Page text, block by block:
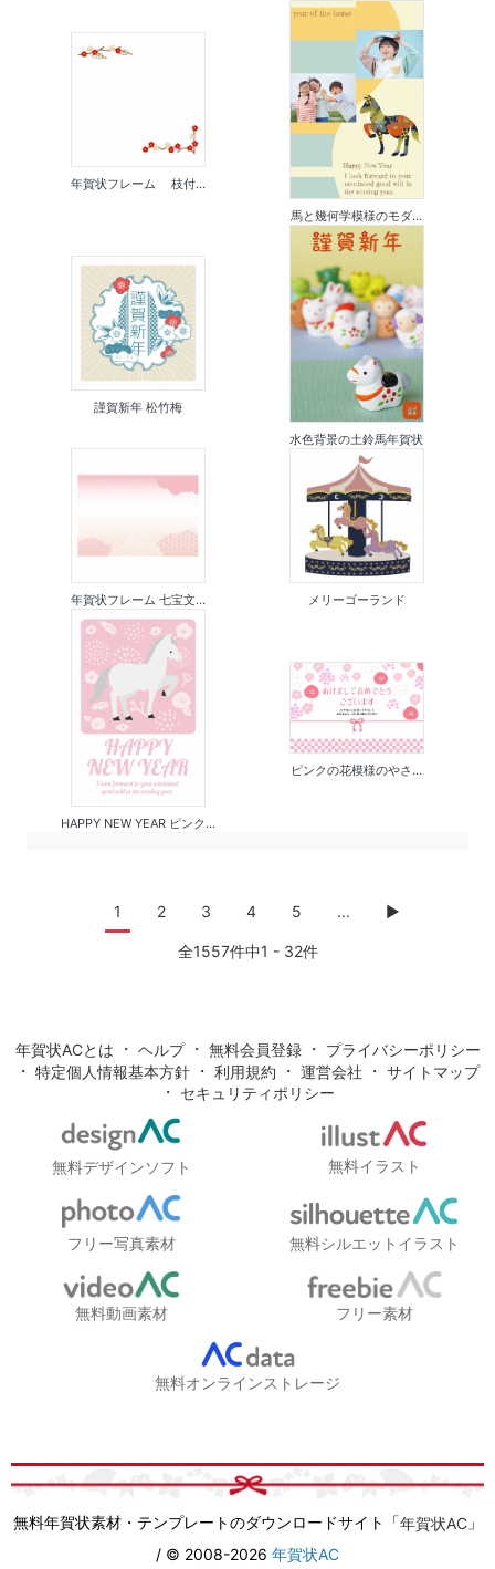
年賀状フレーム 枝付...
馬と幾何学模様のモダ...
謹賀新年 松竹梅
水色背景の土鈴馬年賀状
年賀状フレーム 七宝文... メリーゴーランド
HAPPY NEW YEAR ピンク...
ピンクの花模様のやさ...
1 2 3 4 5 ... ▶
全1557件中1 - 32件
年賀状ACとは ・ ヘルプ・ 無料会員登録・ プライバシーポリシー
・ 特定個人情報基本方針 ・ 利用規約 ・ 運営会社 ・ サイトマップ
・ セキュリティポリシー
無料デザインソフト 無料イラスト
フリー写真素材 無料シルエットイラスト
無料動画素材 フリー素材
無料オンラインストレージ
無料年賀状素材・テンプレートのダウンロードサイト「年賀状AC」
/ © 2008-2026 年賀状AC